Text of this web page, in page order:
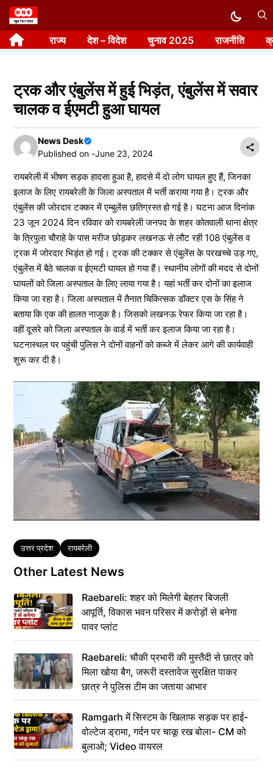
Skip
to
content राज्य देश – विदेश चुनाव 2025 राजनीति
ट्रक और एंबुलेंस में हुई भिड़ंत, एंबुलेंस में सवार
चालक व ईएमटी हुआ घायल
News Desk
Published on -June 23, 2024
रायबरेली में भीषण सड़क हादसा हुआ है, हादसे में दो लोग घायल हुए हैं, जिनका
इलाज के लिए रायबरेली के जिला अस्पताल में भर्ती कराया गया है। ट्रक और
एंबुलेंस की जोरदार टक्कर में एम्बुलेंस छतिग्रस्त हो गई है। घटना आज दिनांक
23 जून 2024 दिन रविवार को रायबरेली जनपद के शहर कोतवाली थाना क्षेत्र
के त्रिपुला चौराहे के पास मरीज छोड़कर लखनऊ से लौट रही 108 एंबुलेंस व
ट्रक में जोरदार भिड़ंत हो गई। ट्रक की टक्कर से एंबुलेंस के परखच्चे उड़ गए,
एंबुलेंस में बैठे चालक व ईएमटी घायल हो गया हैं। स्थानीय लोगों की मदद से दोनों
घायलों को जिला अस्पताल के लिए लाया गया है। यहां भर्ती कर दोनों का इलाज
किया जा रहा है। जिला अस्पताल में तैनात चिकित्सक डॉक्टर एस के सिंह ने
बताया कि एक की हालत नाजुक है। जिसको लखनऊ रेफर किया जा रहा है।
वहीं दूसरे को जिला अस्पताल के वार्ड में भर्ती कर इलाज किया जा रहा है।
घटनास्थल पर पहुंची पुलिस ने दोनों वाहनों को कब्जे में लेकर आगे की कार्यवाही
शुरू कर दी है।
Tags
उत्तर प्रदेश रायबरेली
Other Latest News
Raebareli: शहर को मिलेगी बेहतर बिजली
आपूर्ति, विकास भवन परिसर में करोड़ों से बनेगा
पावर प्लांट
Raebareli: चौकी प्रभारी की मुस्तैदी से छात्र को
मिला खोया बैग, जरूरी दस्तावेज सुरक्षित पाकर
छात्र ने पुलिस टीम का जताया आभार
Ramgarh में सिस्टम के खिलाफ सड़क पर हाई-
वोल्टेज ड्रामा, गर्दन पर चाकू रख बोला- CM को
बुलाओ; Video वायरल